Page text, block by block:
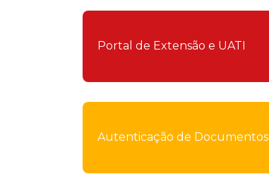
Reingresso
Portal de Extensão e UATI
Autenticação de Documentos